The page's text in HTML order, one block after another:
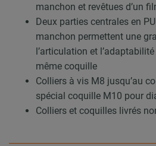
manchon et revêtues d’un
Deux parties centrales en
manchon permettent une
l’articulation et
même coquille
Colliers à vis M8 jusqu’au
spécial coquille M10 pour
Colliers et coquilles livrés